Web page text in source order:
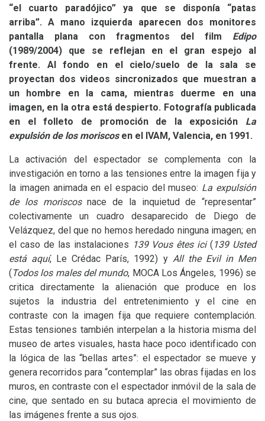
“el cuarto paradójico” ya que se disponía “patas
arriba”. A mano izquierda aparecen dos monitores
pantalla plana con fragmentos del film Edipo
(1989/2004) que se reflejan en el gran espejo al
frente. Al fondo en el cielo/suelo de la sala se
proyectan dos videos sincronizados que muestran a
un hombre en la cama, mientras duerme en una
imagen, en la otra está despierto. Fotografía publicada
en el folleto de promoción de la exposición La
expulsión de los moriscosen el IVAM, Valencia, en 1991.
La activación del espectador se complementa con la
investigación en torno a las tensiones entre la imagen fija y
la imagen animada en el espacio del museo: La expulsión
de los moriscosnace de la inquietud de “representar”
colectivamente un cuadro desaparecido de Diego de
Velázquez, del que no hemos heredado ninguna imagen; en
el caso de las instalaciones 139 Vous êtes ici(139 Usted
está aquí, Le Crédac París, 1992) yAll the Evil in Men
(Todos los males del mundo, MOCALos Ángeles, 1996) se
critica directamente la alienación que produce en los
sujetos la industria del entretenimiento y el cine en
contraste con la imagen fija que requiere contemplación.
Estas tensiones también interpelan a la historia misma del
museo de artes visuales, hasta hace poco identificado con
la lógica de las “bellas artes”: el espectador se mueve y
genera recorridos para “contemplar” las obras fijadas en los
muros, en contraste con el espectador inmóvil de la sala de
cine, que sentado en su butaca aprecia el movimiento de
las imágenes frente a sus ojos.